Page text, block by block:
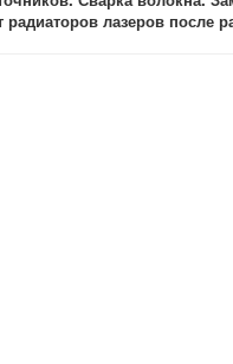
радиаторов лазеров после